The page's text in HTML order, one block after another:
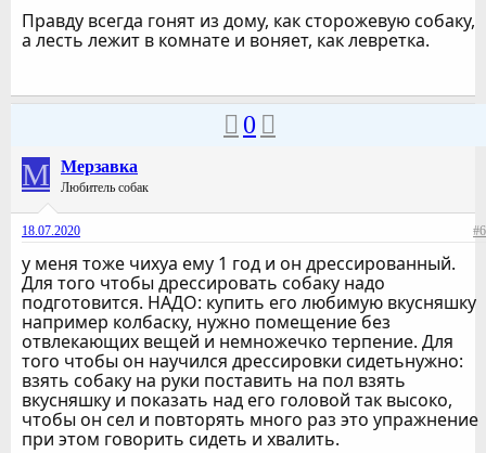
Правду всегда гонят из дому, как сторожевую собаку,
а лесть лежит в комнате и воняет, как левретка.
0
М Мерзавка
Любитель собак
18.07.2020 #6
у меня тоже чихуа ему 1 год и он дрессированный.
Для того чтобы дрессировать собаку надо
подготовится. НАДО: купить его любимую вкусняшку
например колбаску, нужно помещение без
отвлекающих вещей и немножечко терпение. Для
того чтобы он научился дрессировки сидетьнужно:
взять собаку на руки поставить на пол взять
вкусняшку и показать над его головой так высоко,
чтобы он сел и повторять много раз это упражнение
при этом говорить сидеть и хвалить.